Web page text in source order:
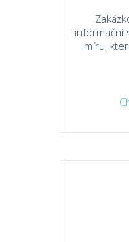
informační
míru,